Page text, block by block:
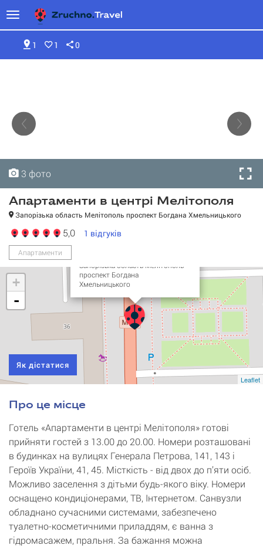
1 1 0
3 фото
3 фото
3 фото
Апартаменти в центрі Мелітополя
Запорізька область Мелітополь проспект Богдана Хмельницького
5,0 1 відгуків
Апартаменти
Апартаменти в центрі
Запорізька область Мелітополь
проспект Богдана
Хмельницького
+
-
Leaflet
Як дістатися
Про це місце
Готель «Апартаменти в центрі Мелітополя» готові
прийняти гостей з 13.00 до 20.00. Номери розташовані
в будинках на вулицях Генерала Петрова, 141, 143 і
Героїв України, 41, 45. Місткість - від двох до п’яти осіб.
Можливо заселення з дітьми будь-якого віку. Номери
оснащено кондиціонерами, ТВ, Інтернетом. Санвузли
обладнано сучасними системами, забезпечено
туалетно-косметичними приладдям, є ванна з
гідромасажем, пральня. За бажання можна